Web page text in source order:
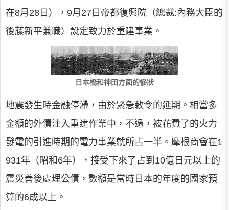
在8月28日），9月27日帝都復興院（總裁:內務大臣的
後藤新平兼職）設定致力於重建事業。
日本橋和神田方面的慘狀
地震發生時金融停滯，由於緊急敕令的延期。相當多
金額的外債注入重建作業中，不過，被花費了的火力
發電的引進時期的電力事業就所占一半。摩根商會在1
931年（昭和6年），接受下來了占到10億日元以上的
震災善後處理公債，數額是當時日本的年度的國家預
算的6成以上。